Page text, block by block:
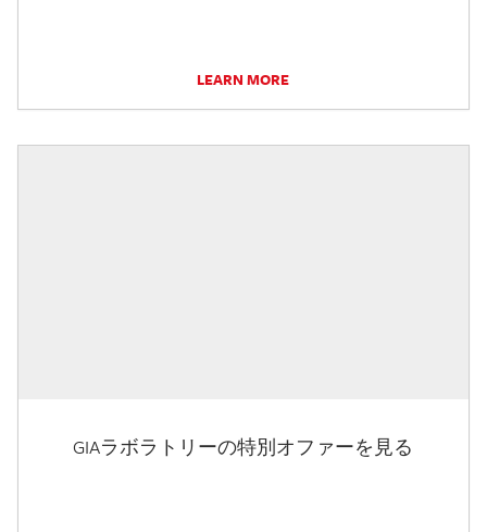
LEARN MORE
GIAラボラトリーの特別オファーを見る